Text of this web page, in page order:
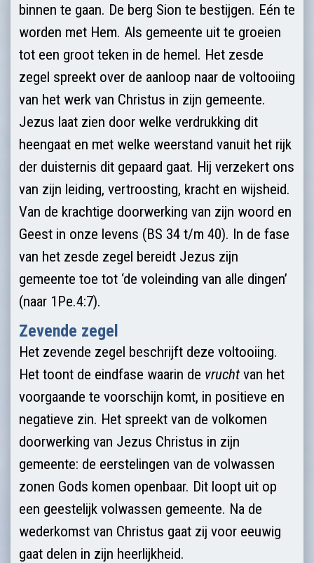
binnen te gaan. De berg Sion te bestijgen. Eén te
worden met Hem. Als gemeente uit te groeien
tot een groot teken in de hemel. Het zesde
zegel spreekt over de aanloop naar de voltooiing
van het werk van Christus in zijn gemeente.
Jezus laat zien door welke verdrukking dit
heengaat en met welke weerstand vanuit het rijk
der duisternis dit gepaard gaat. Hij verzekert ons
van zijn leiding, vertroosting, kracht en wijsheid.
Van de krachtige doorwerking van zijn woord en
Geest in onze levens (BS 34 t/m 40). In de fase
van het zesde zegel bereidt Jezus zijn
gemeente toe tot ‘de voleinding van alle dingen’
(naar 1Pe.4:7).
Zevende zegel
Het zevende zegel beschrijft deze voltooiing.
Het toont de eindfase waarin de vrucht van het
voorgaande te voorschijn komt, in positieve en
negatieve zin. Het spreekt van de volkomen
doorwerking van Jezus Christus in zijn
gemeente: ­de eerstelingen van de volwassen
zonen Gods komen openbaar. Dit loopt uit op
een geestelijk volwassen gemeente. Na de
wederkomst van Christus gaat zij voor eeuwig
gaat delen in zijn heerlijkheid.